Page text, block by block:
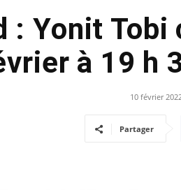
: Yonit
à 19 h
10 février
Partager